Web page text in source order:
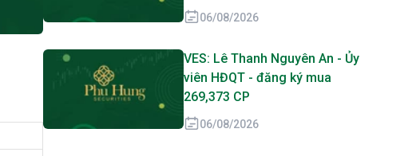
CP
06/08/2026
VES: Lê Thanh Nguyên An - Ủy
viên HĐQT - đăng ký mua
269,373 CP
06/08/2026